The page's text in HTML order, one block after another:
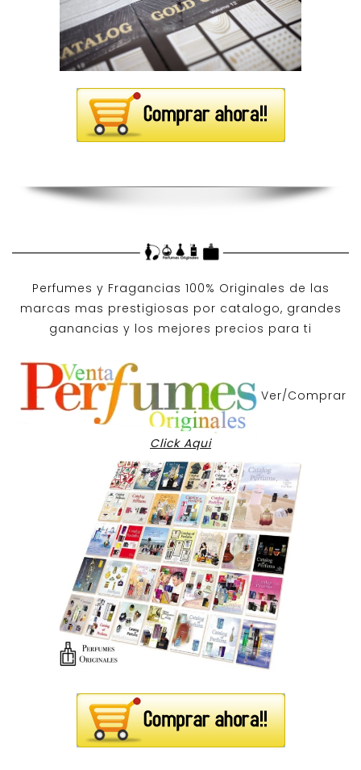
Perfumes y Fragancias 100% Originales de las
marcas mas prestigiosas por catalogo, grandes
ganancias y los mejores precios para ti
Ver/Comprar
Click Aqui